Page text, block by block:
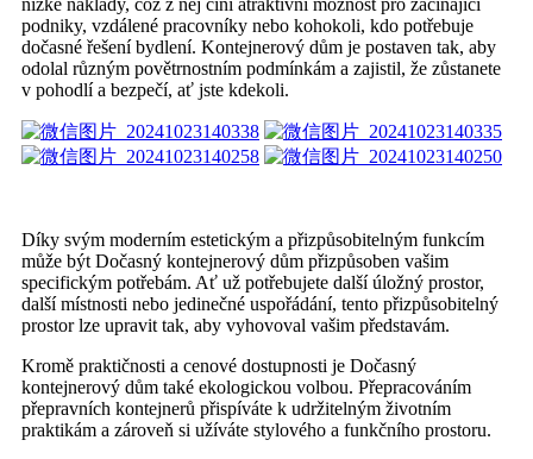
nízké náklady, což z něj činí atraktivní možnost pro začínající
podniky, vzdálené pracovníky nebo kohokoli, kdo potřebuje
dočasné řešení bydlení. Kontejnerový dům je postaven tak, aby
odolal různým povětrnostním podmínkám a zajistil, že zůstanete
v pohodlí a bezpečí, ať jste kdekoli.
Díky svým moderním estetickým a přizpůsobitelným funkcím
může být Dočasný kontejnerový dům přizpůsoben vašim
specifickým potřebám. Ať už potřebujete další úložný prostor,
další místnosti nebo jedinečné uspořádání, tento přizpůsobitelný
prostor lze upravit tak, aby vyhovoval vašim představám.
Kromě praktičnosti a cenové dostupnosti je Dočasný
kontejnerový dům také ekologickou volbou. Přepracováním
přepravních kontejnerů přispíváte k udržitelným životním
praktikám a zároveň si užíváte stylového a funkčního prostoru.